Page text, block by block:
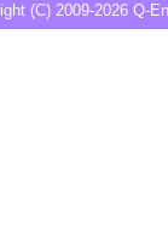
(C) 2009-2026 Q-